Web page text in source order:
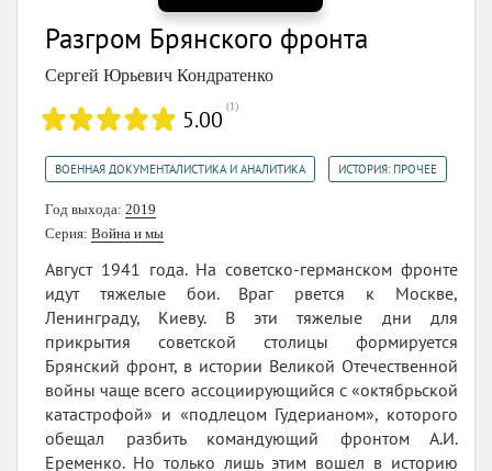
Разгром Брянского фронта
Сергей Юрьевич Кондратенко
5.00 (1)
ВОЕННАЯ ДОКУМЕНТАЛИСТИКА И АНАЛИТИКА ИСТОРИЯ: ПРОЧЕЕ
Год выхода: 2019
Серия: Война и мы
Август 1941 года. На советско-германском фронте
идут тяжелые бои. Враг рвется к Москве,
Ленинграду, Киеву. В эти тяжелые дни для
прикрытия советской столицы формируется
Брянский фронт, в истории Великой Отечественной
войны чаще всего ассоциирующийся с «октябрьской
катастрофой» и «подлецом Гудерианом», которого
обещал разбить командующий фронтом А.И.
Еременко. Но только лишь этим вошел в историю